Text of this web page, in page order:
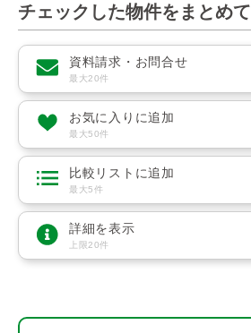
チェックした物件をまとめて
資料請求・お問合せ
最大20件
お気に入りに追加
最大50件
比較リストに追加
最大5件
詳細を表示
上限20件